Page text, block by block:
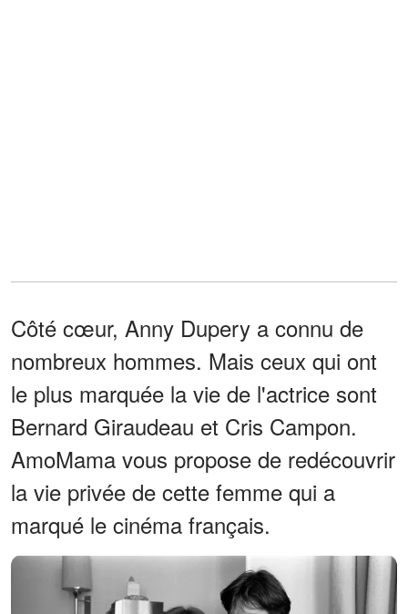
Côté cœur, Anny Dupery a connu de
nombreux hommes. Mais ceux qui ont
le plus marquée la vie de l'actrice sont
Bernard Giraudeau et Cris Campon.
AmoMama vous propose de redécouvrir
la vie privée de cette femme qui a
marqué le cinéma français.